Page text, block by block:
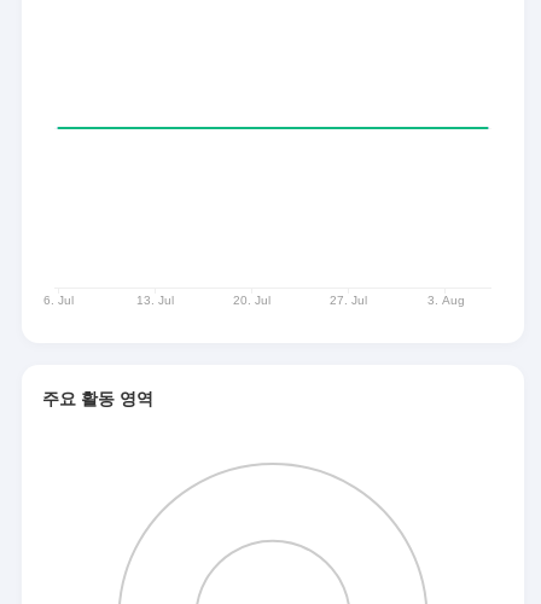
주요 활동 영역